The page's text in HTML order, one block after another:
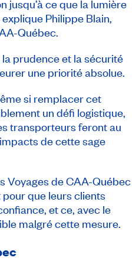
jusqu’à ce que la lumière
Philippe Blain,
Québec.
prudence et la sécurité
une priorité absolue.
si remplacer cet
un défi logistique,
transporteurs feront au
de cette sage
Voyages de CAA-Québec
que leurs clients
et ce, avec le
malgré cette mesure.